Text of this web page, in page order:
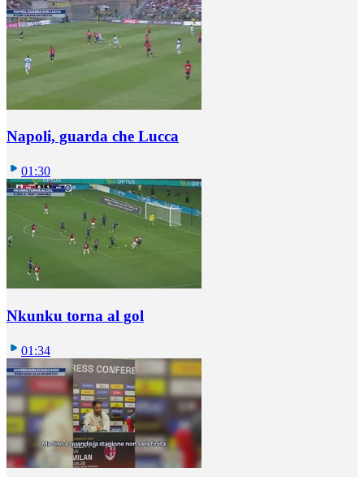
Napoli, guarda che Lucca
01:30
Nkunku torna al gol
01:34